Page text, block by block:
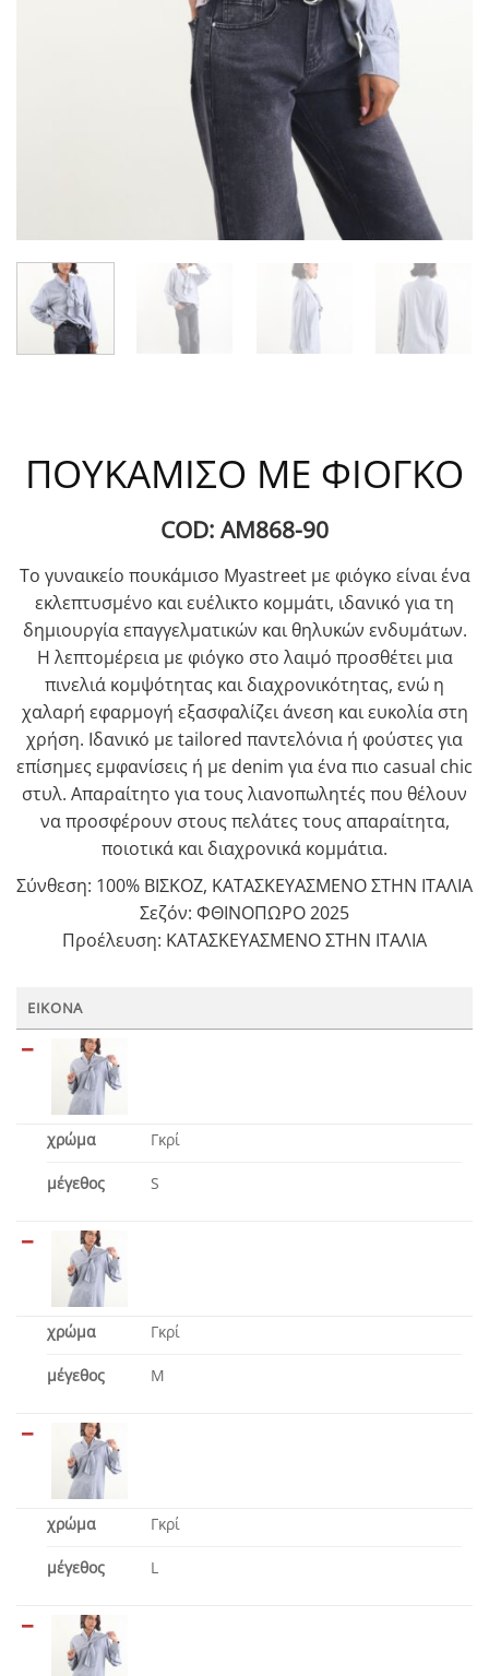
ΠΟΥΚΑΜΙΣΟ ΜΕ ΦΙΟΓΚΟ
COD: AM868-90
Το γυναικείο πουκάμισο Myastreet με φιόγκο είναι ένα
εκλεπτυσμένο και ευέλικτο κομμάτι, ιδανικό για τη
δημιουργία επαγγελματικών και θηλυκών ενδυμάτων.
Η λεπτομέρεια με φιόγκο στο λαιμό προσθέτει μια
πινελιά κομψότητας και διαχρονικότητας, ενώ η
χαλαρή εφαρμογή εξασφαλίζει άνεση και ευκολία στη
χρήση. Ιδανικό με tailored παντελόνια ή φούστες για
επίσημες εμφανίσεις ή με denim για ένα πιο casual chic
στυλ. Απαραίτητο για τους λιανοπωλητές που θέλουν
να προσφέρουν στους πελάτες τους απαραίτητα,
ποιοτικά και διαχρονικά κομμάτια.
Σύνθεση: 100% ΒΙΣΚΟΖ, ΚΑΤΑΣΚΕΥΑΣΜΕΝΟ ΣΤΗΝ ΙΤΑΛΙΑ
Σεζόν: ΦΘΙΝΟΠΩΡΟ 2025
Προέλευση: ΚΑΤΑΣΚΕΥΑΣΜΕΝΟ ΣΤΗΝ ΙΤΑΛΙΑ
ΕΙΚΌΝΑ
χρώμα Γκρί
μέγεθος S
χρώμα Γκρί
μέγεθος M
χρώμα Γκρί
μέγεθος L